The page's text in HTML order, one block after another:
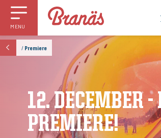
MENU
/ Premiere
12. DECEMBER -
PREMIERE!